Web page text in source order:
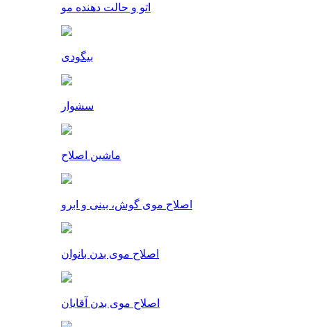
اتو و حالت دهنده مو
بیگودی
سشوار
ماشین اصلاح
اصلاح موی گوش، بینی و ابرو
اصلاح موی بدن بانوان
اصلاح موی بدن آقایان